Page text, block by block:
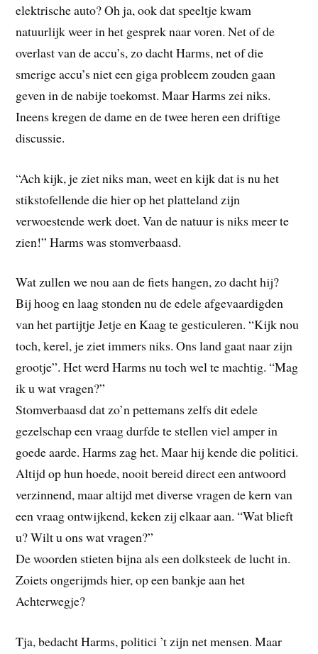
elektrische auto? Oh ja, ook dat speeltje kwam
natuurlijk weer in het gesprek naar voren. Net of de
overlast van de accu’s, zo dacht Harms, net of die
smerige accu’s niet een giga probleem zouden gaan
geven in de nabije toekomst. Maar Harms zei niks.
Ineens kregen de dame en de twee heren een driftige
discussie.
“Ach kijk, je ziet niks man, weet en kijk dat is nu het
stikstofellende die hier op het platteland zijn
verwoestende werk doet. Van de natuur is niks meer te
zien!” Harms was stomverbaasd.
Wat zullen we nou aan de fiets hangen, zo dacht hij?
Bij hoog en laag stonden nu de edele afgevaardigden
van het partijtje Jetje en Kaag te gesticuleren. “Kijk nou
toch, kerel, je ziet immers niks. Ons land gaat naar zijn
grootje”. Het werd Harms nu toch wel te machtig. “Mag
ik u wat vragen?”
Stomverbaasd dat zo’n pettemans zelfs dit edele
gezelschap een vraag durfde te stellen viel amper in
goede aarde. Harms zag het. Maar hij kende die politici.
Altijd op hun hoede, nooit bereid direct een antwoord
verzinnend, maar altijd met diverse vragen de kern van
een vraag ontwijkend, keken zij elkaar aan. “Wat blieft
u? Wilt u ons wat vragen?”
De woorden stieten bijna als een dolksteek de lucht in.
Zoiets ongerijmds hier, op een bankje aan het
Achterwegje?
Tja, bedacht Harms, politici ’t zijn net mensen. Maar